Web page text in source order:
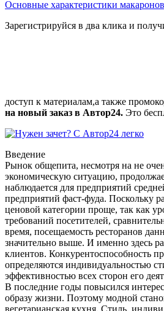
Основные характеристики
Зарегистрируйся в два клика и
доступ к материалам,а также
на новый заказ в Автор24. Это
Введение
Рынок общепита, несмотря на не
экономическую ситуацию,
наблюдается для предприятий
предприятий фаст-фуда. Поскольку
ценовой категории проще, так как
требований посетителей,
время, посещаемость ресторанов
значительно выше. И именно здесь
клиентов. Конкурентоспособность
определяются индивидуальностью
эффективностью всех сторон его
В последние годы повысился
образу жизни. Поэтому модной
вегетарианская кухня. Стиль,